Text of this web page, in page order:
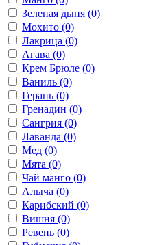
Зеленая дыня (0)
Мохито (0)
Лакрица (0)
Агава (0)
Крем Брюле (0)
Ваниль (0)
Герань (0)
Гренадин (0)
Сангрия (0)
Лаванда (0)
Мед (0)
Мята (0)
Чай манго (0)
Алыча (0)
Карибский (0)
Вишня (0)
Ревень (0)